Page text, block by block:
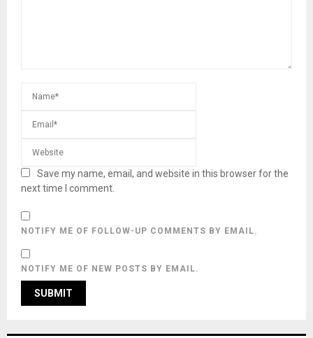
Save my name, email, and website in this browser for the
next time I comment.
NOTIFY ME OF FOLLOW-UP COMMENTS BY EMAIL.
NOTIFY ME OF NEW POSTS BY EMAIL.